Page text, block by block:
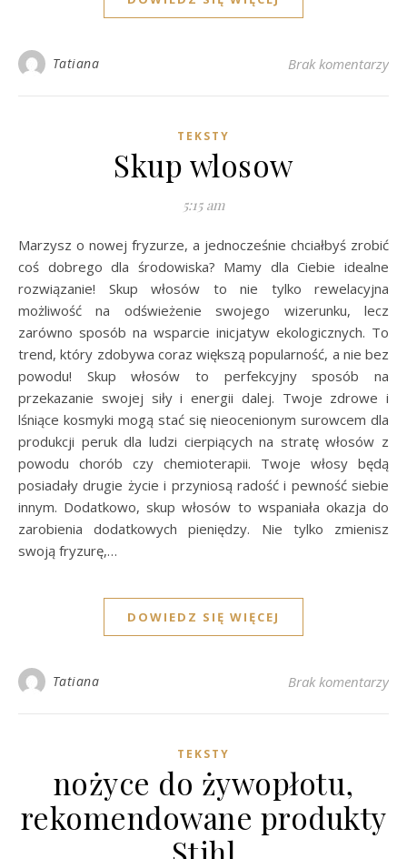
Tatiana Brak komentarzy
TEKSTY
Skup wlosow
5:15 am
Marzysz o nowej fryzurze, a jednocześnie chciałbyś zrobić
coś dobrego dla środowiska? Mamy dla Ciebie idealne
rozwiązanie! Skup włosów to nie tylko rewelacyjna
możliwość na odświeżenie swojego wizerunku, lecz
zarówno sposób na wsparcie inicjatyw ekologicznych. To
trend, który zdobywa coraz większą popularność, a nie bez
powodu! Skup włosów to perfekcyjny sposób na
przekazanie swojej siły i energii dalej. Twoje zdrowe i
lśniące kosmyki mogą stać się nieocenionym surowcem dla
produkcji peruk dla ludzi cierpiących na stratę włosów z
powodu chorób czy chemioterapii. Twoje włosy będą
posiadały drugie życie i przyniosą radość i pewność siebie
innym. Dodatkowo, skup włosów to wspaniała okazja do
zarobienia dodatkowych pieniędzy. Nie tylko zmienisz
swoją fryzurę,…
DOWIEDZ SIĘ WIĘCEJ
Tatiana Brak komentarzy
TEKSTY
nożyce do żywopłotu,
rekomendowane produkty